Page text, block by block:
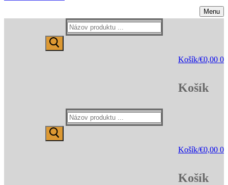
Menu
Hľadať:
Košík/€0,00 0
Košík
Hľadať:
Košík/€0,00 0
Košík